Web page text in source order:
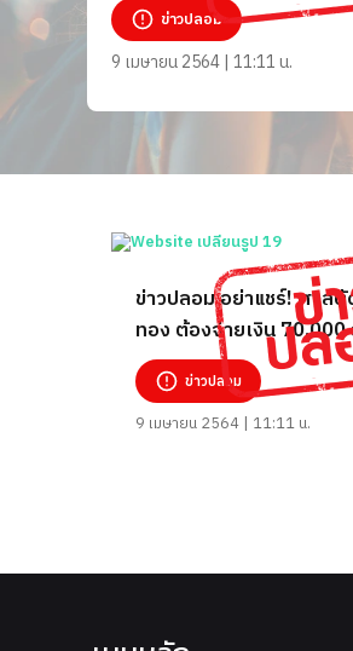
ข่าวปลอม
9 เมษายน 2564 | 11:11 น.
ข่าวปลอม อย่าแชร์! ศาล
ทอง ต้องจ่ายเงิน 70,000
ข่าวปลอม
9 เมษายน 2564 | 11:11 น.